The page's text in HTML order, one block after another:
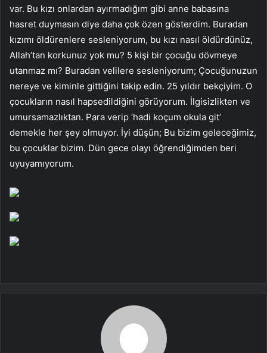
var. Bu kızı onlardan ayırmadığım gibi anne babasına
hasret duymasın diye daha çok özen gösterdim. Buradan
kızımı öldürenlere sesleniyorum, bu kızı nasıl öldürdünüz,
Allah’tan korkunuz yok mu? 5 kişi bir çocuğu dövmeye
utanmaz mı? Buradan velilere sesleniyorum; Çocuğunuzun
nereye ve kiminle gittiğini takip edin. 25 yıldır bekçiyim. O
çocukların nasıl hapsedildiğini görüyorum. İlgisizlikten ve
umursamazlıktan. Para verip ‘hadi koçum okula git’
demekle her şey olmuyor. İyi düşün; Bu bizim geleceğimiz,
bu çocuklar bizim. Dün gece olayı öğrendiğimden beri
uyuyamıyorum.